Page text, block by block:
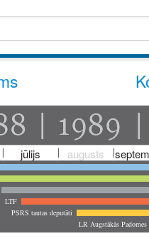
jūlijs augusts
LTF
PSRS tautas deputāti
LR Augstākās Padomes